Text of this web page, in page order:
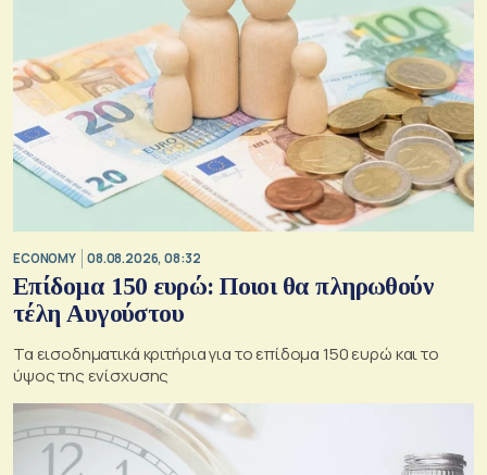
ECONOMY 08.08.2026, 08:32
Επίδομα 150 ευρώ: Ποιοι θα πληρωθούν
τέλη Αυγούστου
Τα εισοδηματικά κριτήρια για το επίδομα 150 ευρώ και το
ύψος της ενίσχυσης